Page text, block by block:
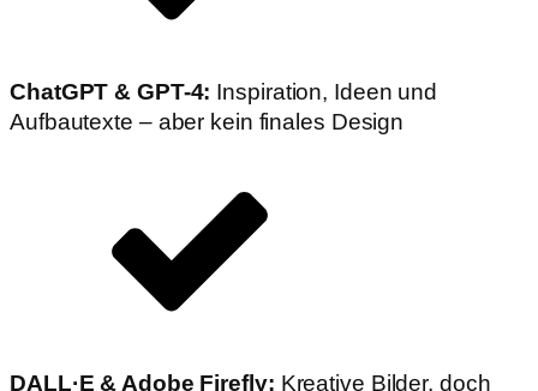
ChatGPT & GPT-4: Inspiration, Ideen und
Aufbautexte – aber kein finales Design
DALL·E & Adobe Firefly: Kreative Bilder, doch